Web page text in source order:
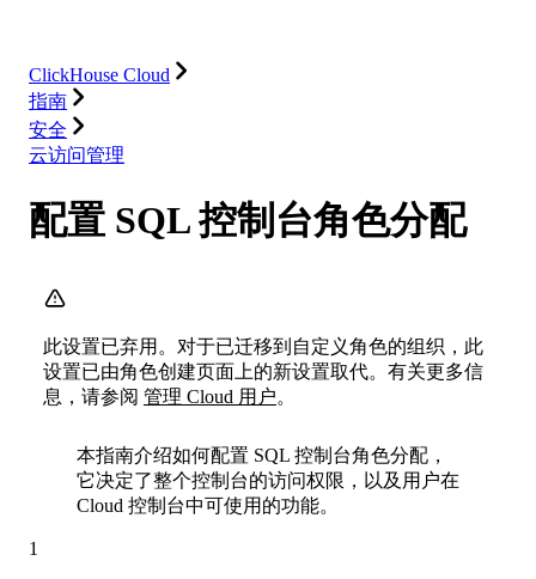
ClickHouse Cloud
指南
安全
云访问管理
配置 SQL 控制台角色分配
此设置已弃用。对于已迁移到自定义角色的组织，此
设置已由角色创建页面上的新设置取代。有关更多信
息，请参阅 管理 Cloud 用户。
本指南介绍如何配置 SQL 控制台角色分配，
它决定了整个控制台的访问权限，以及用户在
Cloud 控制台中可使用的功能。
1